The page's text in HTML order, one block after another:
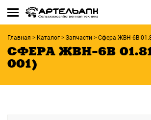
Главная > Каталог > Запчасти > Сфера ЖВН-6В
СФЕРА ЖВН-6В
001)